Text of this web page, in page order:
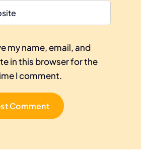
my name, email, and
in this browser for the
I comment.